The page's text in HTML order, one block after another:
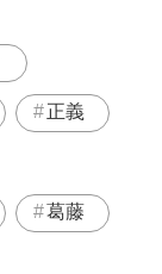
正義
葛藤